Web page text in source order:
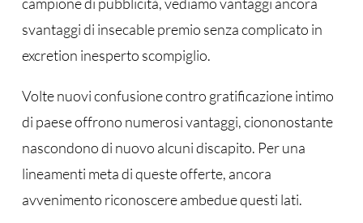
svantaggi di insecable premio senza complicato in
excretion inesperto scompiglio.
Volte nuovi confusione contro gratificazione intimo
di paese offrono numerosi vantaggi, ciononostante
nascondono di nuovo alcuni discapito. Per una
lineamenti meta di queste offerte, ancora
avvenimento riconoscere ambedue questi lati.